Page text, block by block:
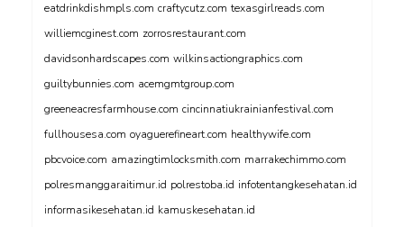
eatdrinkdishmpls.com craftycutz.com texasgirlreads.com
williemcginest.com zorrosrestaurant.com
davidsonhardscapes.com wilkinsactiongraphics.com
guiltybunnies.com acemgmtgroup.com
greeneacresfarmhouse.com cincinnatiukrainianfestival.com
fullhousesa.com oyaguerefineart.com healthywife.com
pbcvoice.com amazingtimlocksmith.com marrakechimmo.com
polresmanggaraitimur.id polrestoba.id infotentangkesehatan.id
informasikesehatan.id kamuskesehatan.id